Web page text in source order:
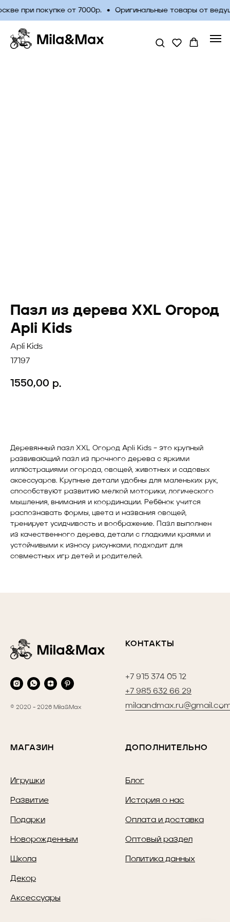
при покупке от 7000р. Оригинальные товары от
Пазл из дерева XXL Огород
Apli Kids
Apli Kids
17197
1550,00 р.
Деревянный пазл XXL Огород Apli Kids – это крупный
развивающий пазл из прочного дерева с яркими
иллюстрациями огорода, овощей, животных и садовых
аксессуаров. Крупные детали удобны для маленьких рук,
способствуют развитию мелкой моторики, логического
мышления, внимания и координации. Ребёнок учится
распознавать формы, цвета и названия овощей,
тренирует усидчивость и воображение. Пазл выполнен
из качественного дерева, детали с гладкими краями и
устойчивыми к износу рисунками, подходит для
совместных игр детей и родителей.
© 2020 - 2026 Mila&Max
КОНТАКТЫ
+7 915 374 05 12
+7 985 632 66 29
МАГАЗИН
Игрушки
Развитие
Подарки
Новорожденным
Школа
Декор
Аксессуары
ДОПОЛНИТЕЛЬНО
Блог
История о нас
Оплата и доставка
Оптовый раздел
Политика данных